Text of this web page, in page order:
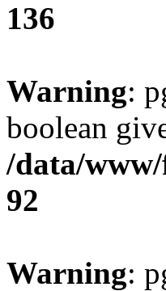
136
Warning:
boolean
/data/
92
Warning: